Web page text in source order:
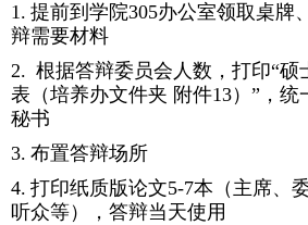
1. 提前到学院305办公室领取桌牌
辩需要材料
2. 根据答辩委员会人数，打印“硕
表（培养办文件夹 附件13）”，
秘书
3. 布置答辩场所
4. 打印纸质版论文5-7本（主席、
听众等），答辩当天使用